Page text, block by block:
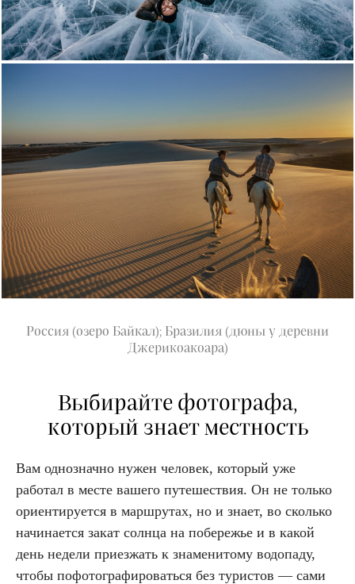
Россия (озеро Байкал); Бразилия (дюны у деревни
Джерикоакоара)
Выбирайте фотографа,
который знает местность
Вам однозначно нужен человек, который уже
работал в месте вашего путешествия. Он не только
ориентируется в маршрутах, но и знает, во сколько
начинается закат солнца на побережье и в какой
день недели приезжать к знаменитому водопаду,
чтобы пофотографироваться без туристов — сами